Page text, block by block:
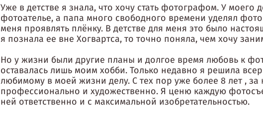
Уже в детстве я знала, что хочу стать фотографом. У моего
фотоателье, а папа много свободного времени уделял
меня проявлять плёнку. В детстве для меня это было
я познала ее вне Хогвартса, то точно поняла, чем хочу
Но у жизни были другие планы и долгое время любовь к
оставалась лишь моим хобби. Только недавно я решила
любимому в моей жизни делу. С тех пор уже более 8 лет , за
профессионально и художественно. Я ценю каждую
ней ответственно и с максимальной изобретательностью.